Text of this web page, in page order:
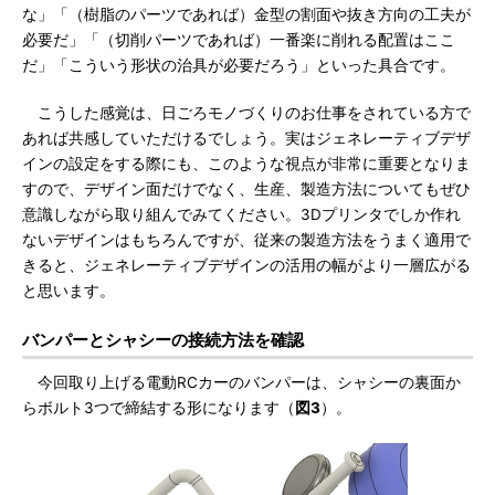
な」「（樹脂のパーツであれば）金型の割面や抜き方向の工夫が
必要だ」「（切削パーツであれば）一番楽に削れる配置はここ
だ」「こういう形状の治具が必要だろう」といった具合です。
こうした感覚は、日ごろモノづくりのお仕事をされている方で
あれば共感していただけるでしょう。実はジェネレーティブデザ
インの設定をする際にも、このような視点が非常に重要となりま
すので、デザイン面だけでなく、生産、製造方法についてもぜひ
意識しながら取り組んでみてください。3Dプリンタでしか作れ
ないデザインはもちろんですが、従来の製造方法をうまく適用で
きると、ジェネレーティブデザインの活用の幅がより一層広がる
と思います。
バンパーとシャシーの接続方法を確認
今回取り上げる電動RCカーのバンパーは、シャシーの裏面か
らボルト3つで締結する形になります（ 図3）。